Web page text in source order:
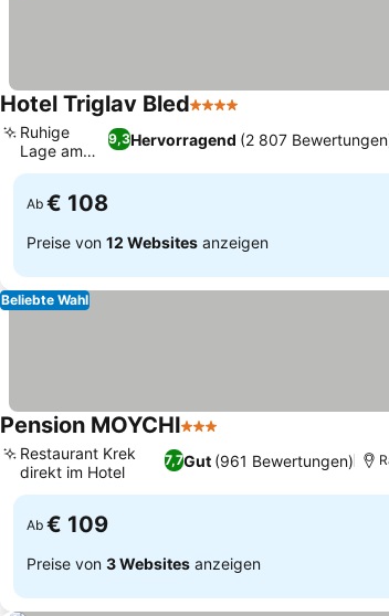
Hotel Triglav Bled4 Sterne
9,3Hervorragend (2 807
Ruhige
Lage am
See
Ab € 108
Preise von 12 Websites anzeigen
Beliebte Wahl
Pension MOYCHI3 Sterne
7,7Gut (961 Bewertungen)
Restaurant Krek
direkt im Hotel
Ab € 109
Preise von 3 Websites anzeigen